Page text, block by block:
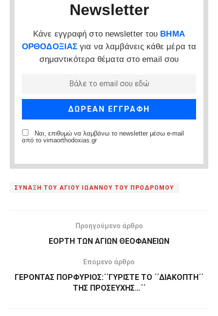
Newsletter
Κάνε εγγραφή στο newsletter του ΒΗΜΑ
ΟΡΘΟΔΟΞΙΑΣ για να λαμβάνεις κάθε μέρα τα
σημαντικότερα θέματα στο email σου
Ναι, επιθυμώ να λαμβάνω το newsletter μέσω e-mail
από το vimaorthodoxias.gr
ΣΥΝΑΞΗ ΤΟΥ ΑΓΙΟΥ ΙΩΑΝΝΟΥ ΤΟΥ ΠΡΟΔΡΟΜΟΥ
Προηγούμενο άρθρο
ΕΟΡΤΗ ΤΩΝ ΑΓΙΩΝ ΘΕΟΦΑΝΕΙΩΝ
Επόμενο άρθρο
ΓΕΡΟΝΤΑΣ ΠΟΡΦΥΡΙΟΣ:΄΄ΓΥΡΙΣΤΕ ΤΟ ΄΄ΔΙΑΚΟΠΤΗ΄΄
ΤΗΣ ΠΡΟΣΕΥΧΗΣ…΄΄